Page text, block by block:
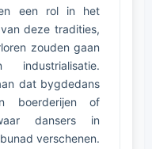
een rol in het
deze tradities,
zouden gaan
dat bygdedans
boerderijen of
dansers in
verschenen.